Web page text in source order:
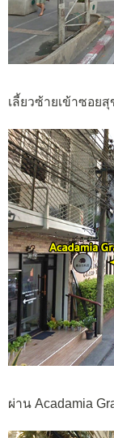
เลี้ยวซ้ายเข้าซอยสุ
ผ่าน Acadamia